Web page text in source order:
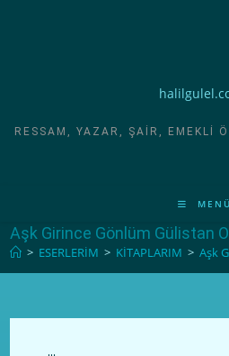
RESSAM, YAZAR, ŞAIR, EMEKLI
MENÜ
Aşk Girince Gönlüm Gülistan
> ESERLERİM > KİTAPLARIM > Aşk